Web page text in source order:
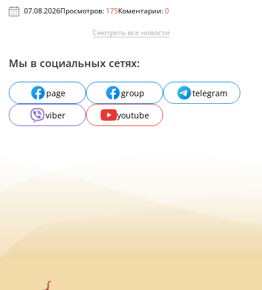
07.08.2026Просмотров: 175Коментарии:0
Смотреть все новости
Мы в социальных сетях:
page group
telegram
viber
youtube